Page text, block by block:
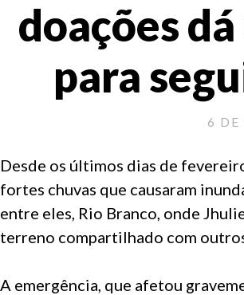
doações
para
6
Desde os últimos dias de
fortes chuvas que causaram
entre eles, Rio Branco, onde
terreno compartilhado com
A emergência, que afetou